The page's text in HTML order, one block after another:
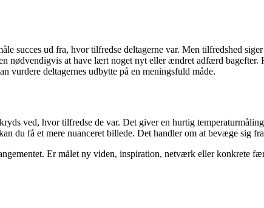
succes ud fra, hvor tilfredse deltagerne var. Men tilfredshed
nødvendigvis at have lært noget nyt eller ændret adfærd
vurdere deltagernes udbytte på en meningsfuld måde.
ved, hvor tilfredse de var. Det giver en hurtig
du få et mere nuanceret billede. Det handler om at bevæge sig
Er målet ny viden, inspiration, netværk eller konkrete